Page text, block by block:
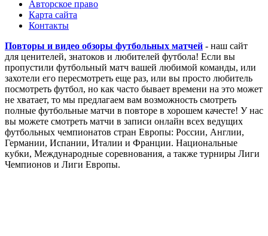
Авторское право
Карта сайта
Контакты
Повторы и видео обзоры футбольных матчей - наш сайт
для ценителей, знатоков и любителей футбола! Если вы
пропустили футбольный матч вашей любимой команды, или
захотели его пересмотреть еще раз, или вы просто любитель
посмотреть футбол, но как часто бывает времени на это может
не хватает, то мы предлагаем вам возможность смотреть
полные футбольные матчи в повторе в хорошем качесте! У нас
вы можете смотреть матчи в записи онлайн всех ведущих
футбольных чемпионатов стран Европы: России, Англии,
Германии, Испании, Италии и Франции. Национальные
кубки, Международные соревнования, а также турниры Лиги
Чемпионов и Лиги Европы.